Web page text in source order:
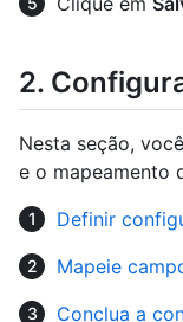
2.
Nesta seção,
e o mapeamento
Definir
Mapeie
Conclua a